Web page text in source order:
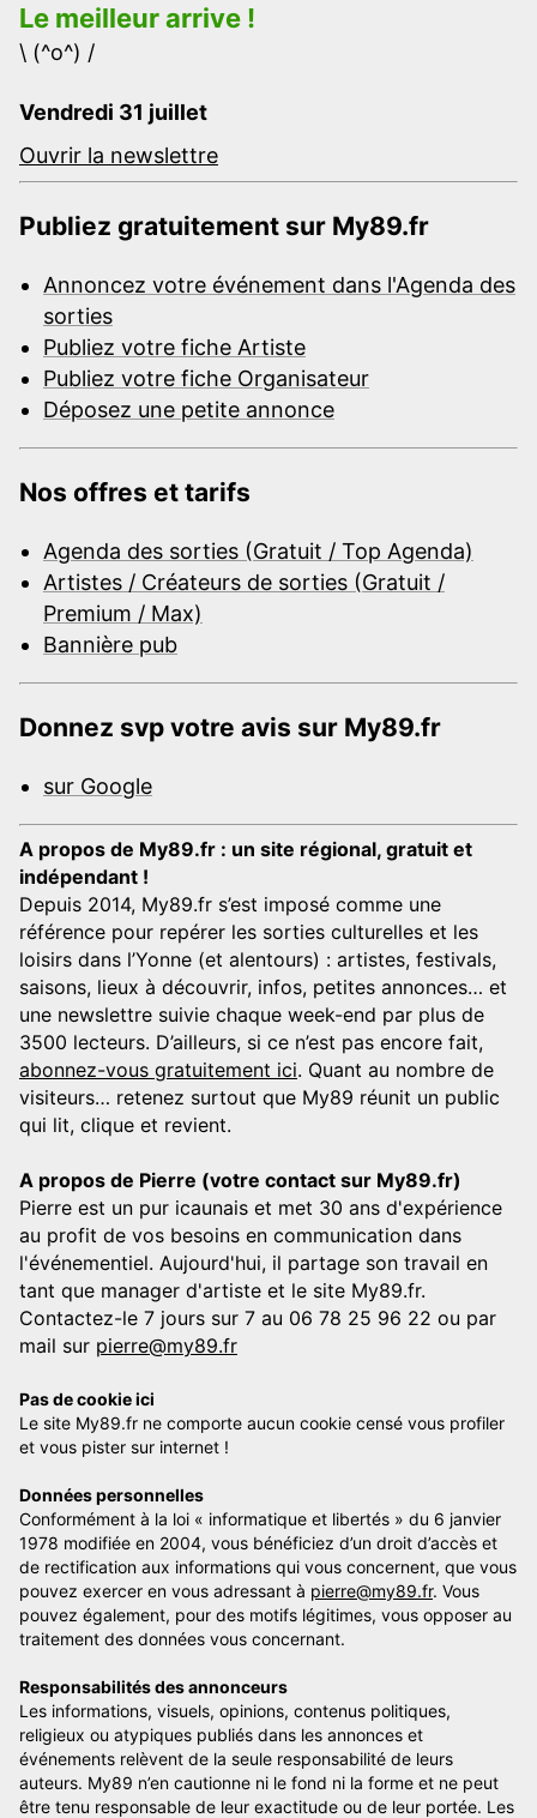
Le meilleur arrive !
\ (^o^) /
Vendredi 31 juillet
Ouvrir la newslettre
Publiez gratuitement sur My89.fr
Annoncez votre événement dans l'Agenda des
sorties
Publiez votre fiche Artiste
Publiez votre fiche Organisateur
Déposez une petite annonce
Nos offres et tarifs
Agenda des sorties (Gratuit / Top Agenda)
Artistes / Créateurs de sorties (Gratuit /
Premium / Max)
Bannière pub
Donnez svp votre avis sur My89.fr
sur Google
A propos de My89.fr : un site régional, gratuit et
indépendant !
Depuis 2014, My89.fr s’est imposé comme une
référence pour repérer les sorties culturelles et les
loisirs dans l’Yonne (et alentours) : artistes, festivals,
saisons, lieux à découvrir, infos, petites annonces… et
une newslettre suivie chaque week-end par plus de
3500 lecteurs. D’ailleurs, si ce n’est pas encore fait,
abonnez-vous gratuitement ici. Quant au nombre de
visiteurs… retenez surtout que My89 réunit un public
qui lit, clique et revient.
A propos de Pierre (votre contact sur My89.fr)
Pierre est un pur icaunais et met 30 ans d'expérience
au profit de vos besoins en communication dans
l'événementiel. Aujourd'hui, il partage son travail en
tant que manager d'artiste et le site My89.fr.
Contactez-le 7 jours sur 7 au 06 78 25 96 22 ou par
mail sur pierre@my89.fr
Pas de cookie ici
Le site My89.fr ne comporte aucun cookie censé vous profiler
et vous pister sur internet !
Données personnelles
Conformément à la loi « informatique et libertés » du 6 janvier
1978 modifiée en 2004, vous bénéficiez d’un droit d’accès et
de rectification aux informations qui vous concernent, que vous
pouvez exercer en vous adressant à pierre@my89.fr. Vous
pouvez également, pour des motifs légitimes, vous opposer au
traitement des données vous concernant.
Responsabilités des annonceurs
Les informations, visuels, opinions, contenus politiques,
religieux ou atypiques publiés dans les annonces et
événements relèvent de la seule responsabilité de leurs
auteurs. My89 n’en cautionne ni le fond ni la forme et ne peut
être tenu responsable de leur exactitude ou de leur portée. Les